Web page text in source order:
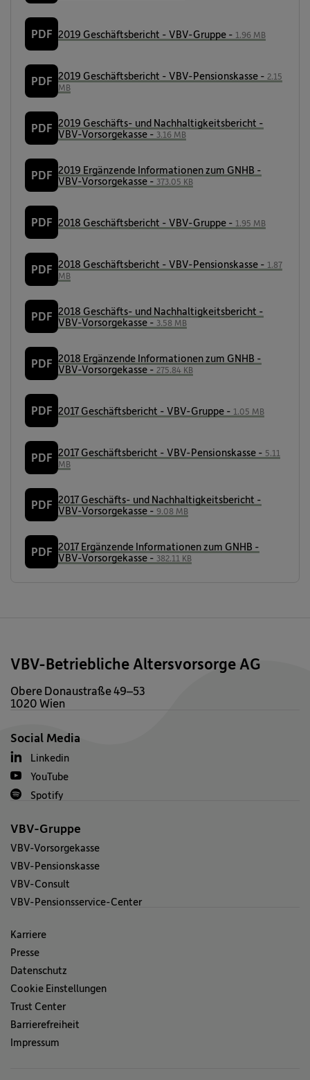
PDF 2019 Geschäftsbericht - VBV-Gruppe - 1.96 MB
PDF 2019 Geschäftsbericht - VBV-Pensionskasse - 2.15
MB
PDF 2019 Geschäfts- und Nachhaltigkeitsbericht -
VBV-Vorsorgekasse -3.16 MB
PDF 2019 Ergänzende Informationen zum GNHB -
VBV-Vorsorgekasse -373.05 KB
PDF 2018 Geschäftsbericht - VBV-Gruppe - 1.95 MB
PDF 2018 Geschäftsbericht - VBV-Pensionskasse - 1.87
MB
PDF 2018 Geschäfts- und Nachhaltigkeitsbericht -
VBV-Vorsorgekasse -3.58 MB
PDF 2018 Ergänzende Informationen zum GNHB -
VBV-Vorsorgekasse -275.84 KB
PDF 2017 Geschäftsbericht - VBV-Gruppe - 1.05 MB
PDF 2017 Geschäftsbericht - VBV-Pensionskasse - 5.11
MB
PDF 2017 Geschäfts- und Nachhaltigkeitsbericht -
VBV-Vorsorgekasse -9.08 MB
PDF 2017 Ergänzende Informationen zum GNHB -
VBV-Vorsorgekasse -382.11 KB
VBV-Betriebliche Altersvorsorge AG
Obere Donaustraße 49–53
1020 Wien
Social Media
Linkedin
YouTube
Spotify
VBV-Gruppe
VBV-Vorsorgekasse
VBV-Pensionskasse
VBV-Consult
VBV-Pensionsservice-Center
Karriere
Presse
Datenschutz
Cookie Einstellungen
Trust Center
Barrierefreiheit
Impressum